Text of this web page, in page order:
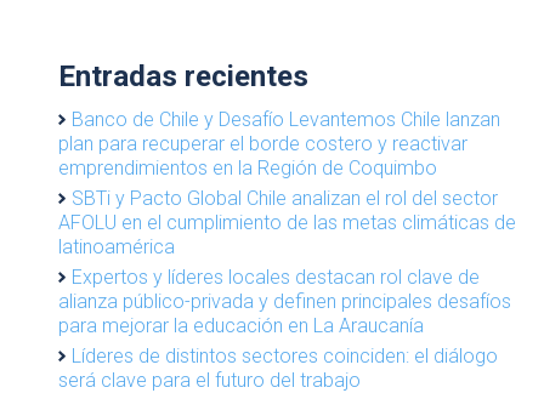
Entradas recientes
Banco de Chile y Desafío Levantemos Chile lanzan
plan para recuperar el borde costero y reactivar
emprendimientos en la Región de Coquimbo
SBTi y Pacto Global Chile analizan el rol del sector
AFOLU en el cumplimiento de las metas climáticas de
latinoamérica
Expertos y líderes locales destacan rol clave de
alianza público-privada y definen principales desafíos
para mejorar la educación en La Araucanía
Líderes de distintos sectores coinciden: el diálogo
será clave para el futuro del trabajo